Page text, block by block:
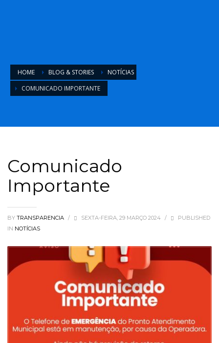
HOME BLOG & STORIES
NOTÍCIAS
COMUNICADO IMPORTANTE
Comunicado
Importante
BY TRANSPARENCIA / SEXTA-FEIRA, 29 MARÇO 2024 /
PUBLISHED
IN NOTÍCIAS